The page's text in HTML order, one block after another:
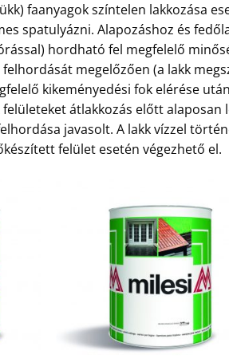
faanyagok színtelen lakkozása
spatulyázni. Alapozáshoz és
hordható fel megfelelő
megelőzően (a lakk
kikeményedési fok elérése
átlakkozás előtt
javasolt. A lakk vízzel
felület esetén végezhető el.